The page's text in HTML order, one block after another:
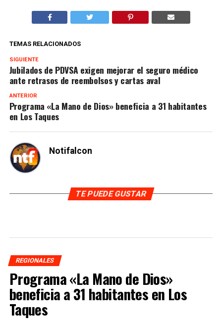
TEMAS RELACIONADOS
SIGUIENTE
Jubilados de PDVSA exigen mejorar el seguro médico
ante retrasos de reembolsos y cartas aval
ANTERIOR
Programa «La Mano de Dios» beneficia a 31 habitantes
en Los Taques
Notifalcon
TE PUEDE GUSTAR
REGIONALES
Programa «La Mano de Dios»
beneficia a 31 habitantes en Los
Taques